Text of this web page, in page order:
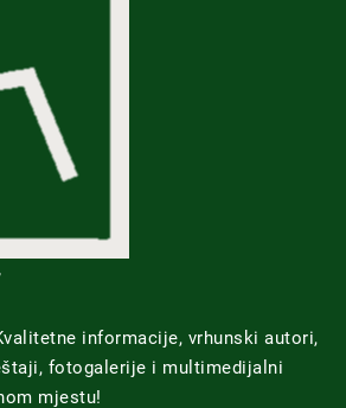
informacije, vrhunski autori,
fotogalerije i multimedijalni
mjestu!